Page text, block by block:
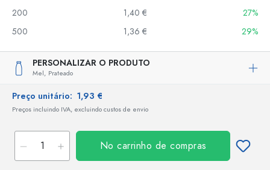
200
1,40 €
27%
500
1,36 € 29%
PERSONALIZAR O PRODUTO
Mel, Prateado
Preço unitário: 1,93 €
Preços incluindo IVA, excluindo custos de envio
No carrinho de compras